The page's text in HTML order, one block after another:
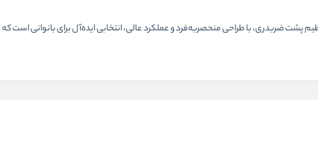
پشت ضربدری، با طراحی منحصربه‌فرد و عملکرد عالی، انتخابی ایده‌آل برای بانوانی است که